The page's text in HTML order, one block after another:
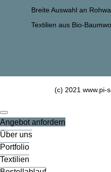
Breite Auswahl an
Textilien aus Bio-
(c) 2021 www.pi-
Angebot anfordern
Über uns
Portfolio
Textilien